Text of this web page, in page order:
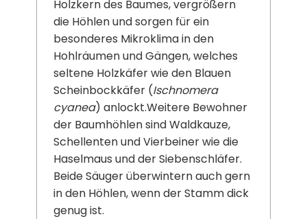
Holzkern des Baumes, vergrößern
die Höhlen und sorgen für ein
besonderes Mikroklima in den
Hohlräumen und Gängen, welches
seltene Holzkäfer wie den Blauen
Scheinbockkäfer (Ischnomera
cyanea) anlockt.Weitere Bewohner
der Baumhöhlen sind Waldkauze,
Schellenten und Vierbeiner wie die
Haselmaus und der Siebenschläfer.
Beide Säuger überwintern auch gern
in den Höhlen, wenn der Stamm dick
genug ist.